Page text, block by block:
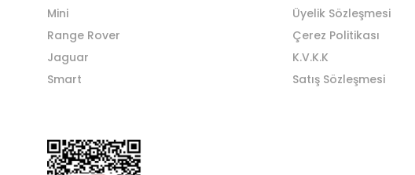
Mini
Range Rover
Jaguar
Smart
Üyelik Sözleşmesi
Çerez Politikası
K.V.K.K
Satış Sözleşmesi